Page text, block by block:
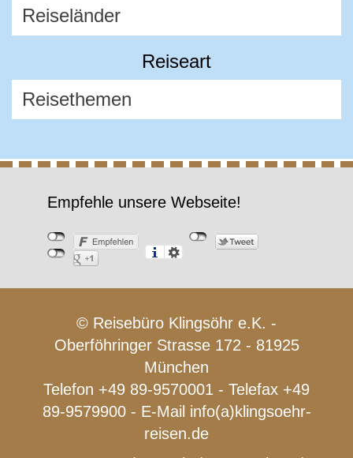
Reiseart
Empfehle unsere Webseite!
© Reisebüro Klingsöhr e.K. -
Oberföhringer Strasse 172 - 81925
München
Telefon +49 89-9570001 - Telefax +49
89-9579900 - E-Mail info(a)klingsoehr-
reisen.de